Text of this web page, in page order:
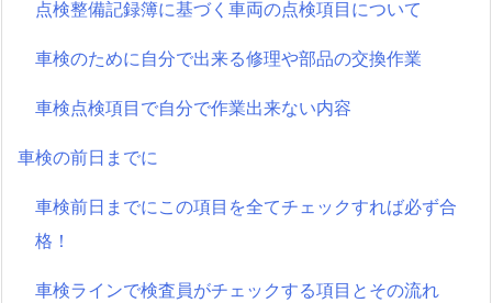
点検整備記録簿に基づく車両の点検項目について
車検のために自分で出来る修理や部品の交換作業
車検点検項目で自分で作業出来ない内容
車検の前日までに
車検前日までにこの項目を全てチェックすれば必ず合
格！
車検ラインで検査員がチェックする項目とその流れ